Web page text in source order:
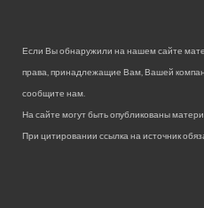
Если Вы обнаружили на нашем сайте
права, принадлежащие Вам, Вашей
сообщите нам.
На сайте могут быть опубликованы
При цитировании ссылка на источник